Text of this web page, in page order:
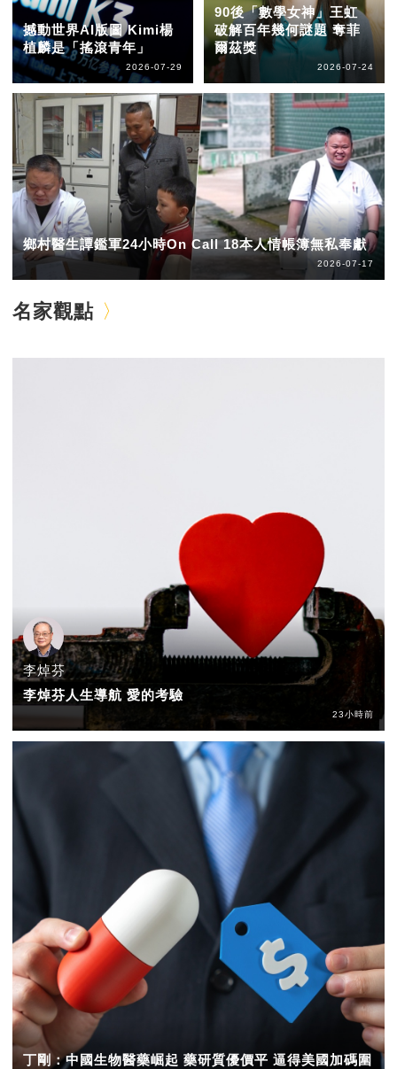
撼動世界AI版圖 Kimi楊
植麟是「搖滾青年」
2026-07-29
90後「數學女神」王虹
破解百年幾何謎題 奪菲
爾茲獎
2026-07-24
鄉村醫生譚鑑軍24小時On Call 18本人情帳簿無私奉獻
2026-07-17
名家觀點
李焯芬
李焯芬人生導航 愛的考驗
23小時前
丁剛：中國生物醫藥崛起 藥研質優價平 逼得美國加碼圍